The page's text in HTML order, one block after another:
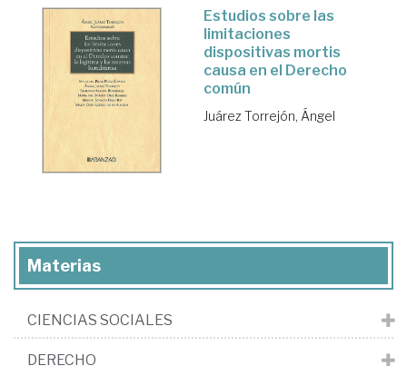
Estudios sobre las
limitaciones
dispositivas mortis
causa en el Derecho
común
Juárez Torrejón, Ángel
Materias
CIENCIAS SOCIALES
DERECHO